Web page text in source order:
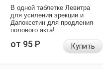
В одной таблетке Левитра
для усиления эрекции и
Дапоксетин для продления
полового акта!
от 95Р Купить